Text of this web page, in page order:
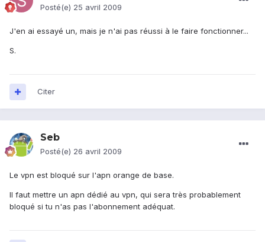
Posté(e) 25 avril 2009
J'en ai essayé un, mais je n'ai pas réussi à le faire fonctionner...
S.
Citer
Seb
Posté(e) 26 avril 2009
Le vpn est bloqué sur l'apn orange de base.
Il faut mettre un apn dédié au vpn, qui sera très probablement
bloqué si tu n'as pas l'abonnement adéquat.